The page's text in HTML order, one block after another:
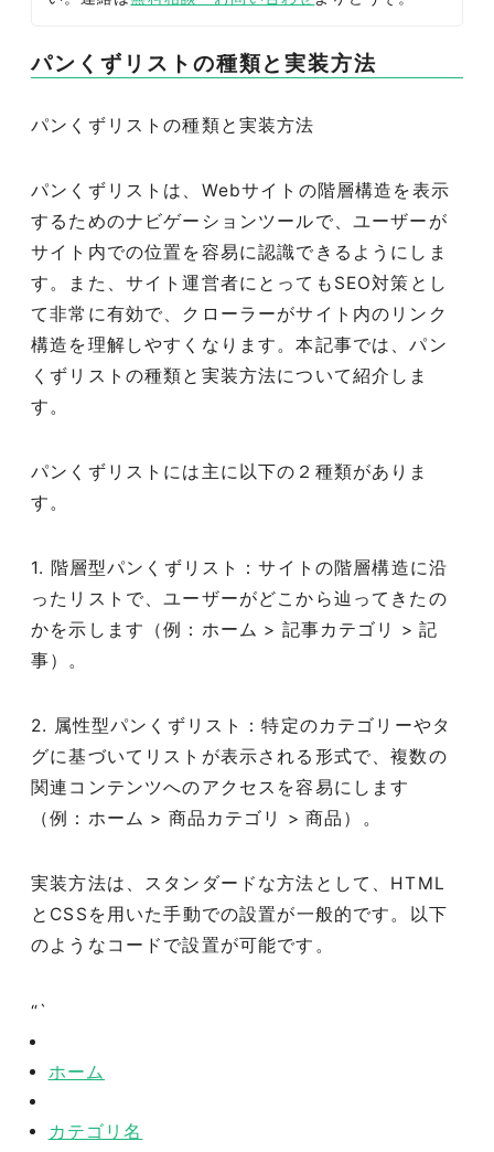
パンくずリストの種類と実装方法
パンくずリストの種類と実装方法
パンくずリストは、Webサイトの階層構造を表示
するためのナビゲーションツールで、ユーザーが
サイト内での位置を容易に認識できるようにしま
す。また、サイト運営者にとってもSEO対策とし
て非常に有効で、クローラーがサイト内のリンク
構造を理解しやすくなります。本記事では、パン
くずリストの種類と実装方法について紹介しま
す。
パンくずリストには主に以下の２種類がありま
す。
1. 階層型パンくずリスト：サイトの階層構造に沿
ったリストで、ユーザーがどこから辿ってきたの
かを示します（例：ホーム > 記事カテゴリ > 記
事）。
2. 属性型パンくずリスト：特定のカテゴリーやタ
グに基づいてリストが表示される形式で、複数の
関連コンテンツへのアクセスを容易にします
（例：ホーム > 商品カテゴリ > 商品）。
実装方法は、スタンダードな方法として、HTML
とCSSを用いた手動での設置が一般的です。以下
のようなコードで設置が可能です。
“`
ホーム
カテゴリ名